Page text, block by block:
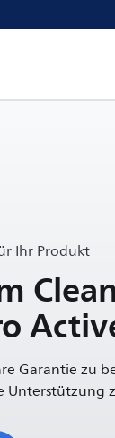
Ihr Produkt
Garantie zu
Unterstützung